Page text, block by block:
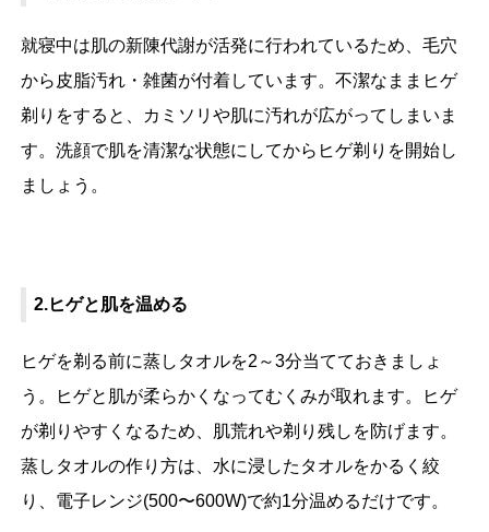
就寝中は肌の新陳代謝が活発に行われているため、毛穴
から皮脂汚れ・雑菌が付着しています。不潔なままヒゲ
剃りをすると、カミソリや肌に汚れが広がってしまいま
す。洗顔で肌を清潔な状態にしてからヒゲ剃りを開始し
ましょう。
2.ヒゲと肌を温める
ヒゲを剃る前に蒸しタオルを2～3分当てておきましょ
う。ヒゲと肌が柔らかくなってむくみが取れます。ヒゲ
が剃りやすくなるため、肌荒れや剃り残しを防げます。
蒸しタオルの作り方は、水に浸したタオルをかるく絞
り、電子レンジ(500〜600W)で約1分温めるだけです。